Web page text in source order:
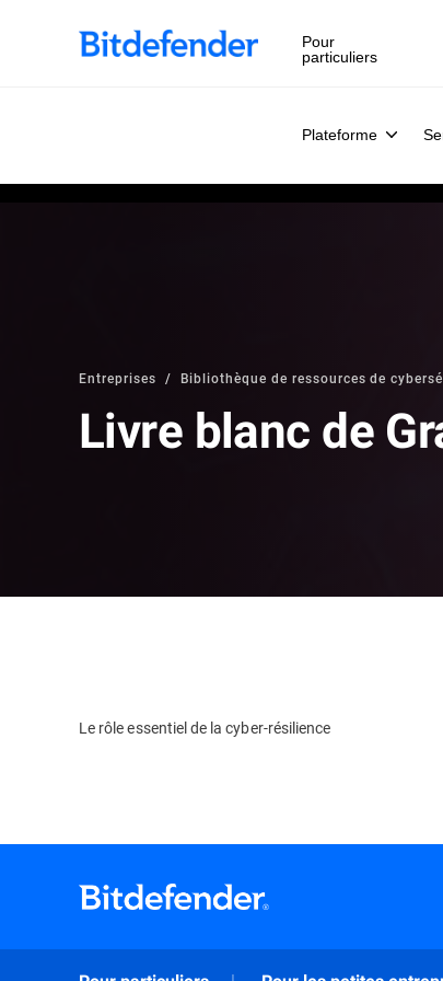
Pour
particuliers
Plateforme
Entreprises Bibliothèque de ressources de
Livre blanc de
Le rôle essentiel de la cyber-résilience